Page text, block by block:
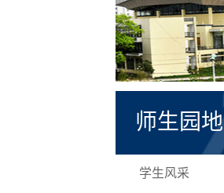
师生园地
学生风采